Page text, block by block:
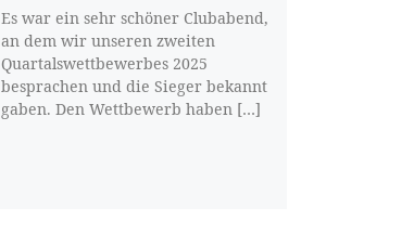
Es war ein sehr schöner Clubabend,
an dem wir unseren zweiten
Quartalswettbewerbes 2025
besprachen und die Sieger bekannt
gaben. Den Wettbewerb haben […]